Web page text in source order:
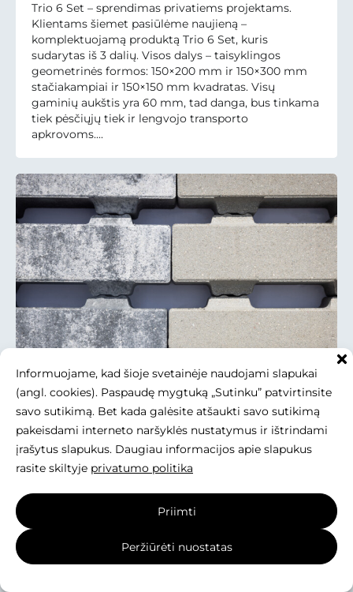
Informuojame, kad šioje svetainėje naudojami slapukai
(angl. cookies). Paspaudę mygtuką „Sutinku” patvirtinsite
savo sutikimą. Bet kada galėsite atšaukti savo sutikimą
pakeisdami interneto naršyklės nustatymus ir ištrindami
įrašytus slapukus. Daugiau informacijos apie slapukus
rasite skiltyje privatumo politika
Priimti
Peržiūrėti nuostatas
Trio 6 Set – sprendimas privatiems projektams.
Klientams šiemet pasiūlėme naujieną –
komplektuojamą produktą Trio 6 Set, kuris
sudarytas iš 3 dalių. Visos dalys – taisyklingos
geometrinės formos: 150×200 mm ir 150×300 mm
stačiakampiai ir 150×150 mm kvadratas. Visų
gaminių aukštis yra 60 mm, tad danga, bus tinkama
tiek pėsčiųjų tiek ir lengvojo transporto
apkrovoms....
Produktai
Eco Tercia - naujasis ažūrinis
gaminys
Eco Tercia ir kiti drenuojantys gaminiai. Eco Tercia –
tai naujas produktas Eko (ažūrinių) gaminių linijoje,
Eko segmento gaminiai turi ertmes, kurias galima
įrengiant užsodinti žole, augalais, arba užpildyti